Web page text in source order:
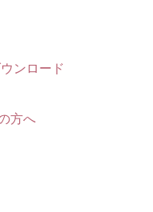
ンロード
方へ